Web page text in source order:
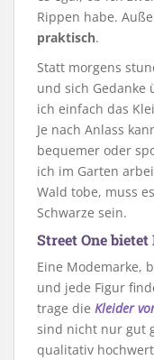
Rippen habe.
praktisch.
Statt morgens
und sich Gedanke
ich einfach das
Je nach Anlass
bequemer oder
ich im Garten
Wald tobe, muss
Schwarze sein.
Street One
Eine Modemarke,
und jede Figur
trage die Kleider
sind nicht nur gut
qualitativ